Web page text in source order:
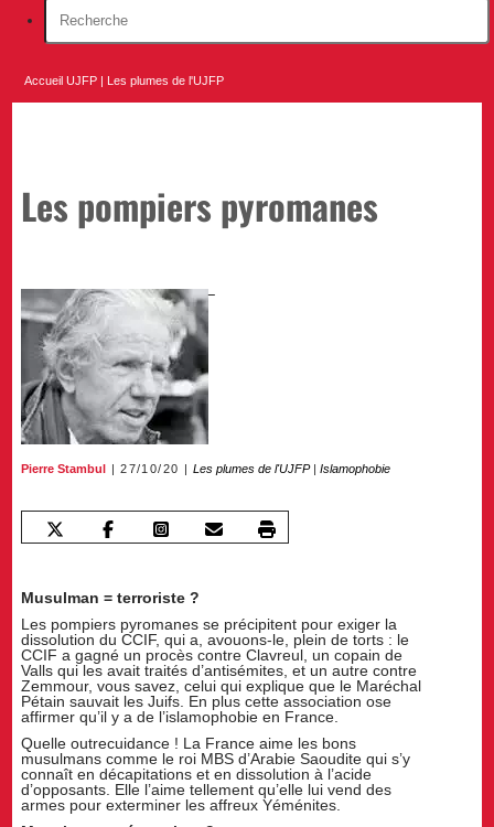
Accueil UJFP Les plumes de l'UJFP
Les pompiers pyromanes
Pierre Stambul 27/10/20 Les plumes de l'UJFP|Islamophobie
Musulman = terroriste ?
Les pompiers pyromanes se précipitent pour exiger la
dissolution du CCIF, qui a, avouons-le, plein de torts : le
CCIF a gagné un procès contre Clavreul, un copain de
Valls qui les avait traités d’antisémites, et un autre contre
Zemmour, vous savez, celui qui explique que le Maréchal
Pétain sauvait les Juifs. En plus cette association ose
affirmer qu’il y a de l’islamophobie en France.
Quelle outrecuidance ! La France aime les bons
musulmans comme le roi MBS d’Arabie Saoudite qui s’y
connaît en décapitations et en dissolution à l’acide
d’opposants. Elle l’aime tellement qu’elle lui vend des
armes pour exterminer les affreux Yéménites.